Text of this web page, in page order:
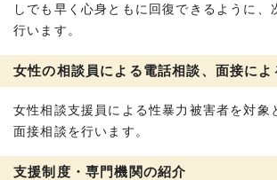
しでも早く心身ともに回復できるように、
行います。
女性の相談員による電話相談、面接によ
女性相談支援員による性暴力被害者を対象
面接相談を行います。
支援制度・専門機関の紹介